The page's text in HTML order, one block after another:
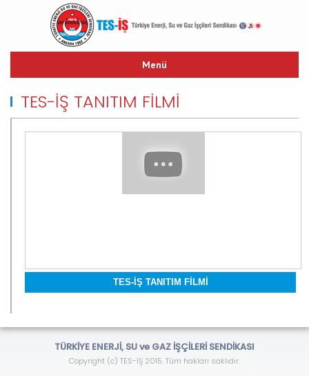
Menü
ANASAYFA
TARİHÇE
TES-İŞ MARŞI
TES-İŞ TANITIM FİLMİ
TES-İŞ TANITIM FİLMİ
TÜRKİYE ENERJİ, SU ve GAZ İŞÇİLERİ SENDİKASI
Copyright (c) TES-İŞ 2015. Tüm hakları saklıdır.